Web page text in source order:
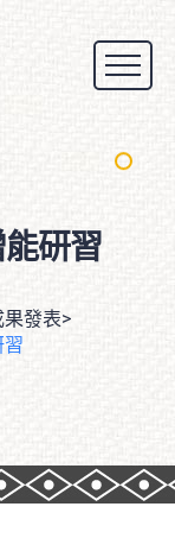
研習
果發表>